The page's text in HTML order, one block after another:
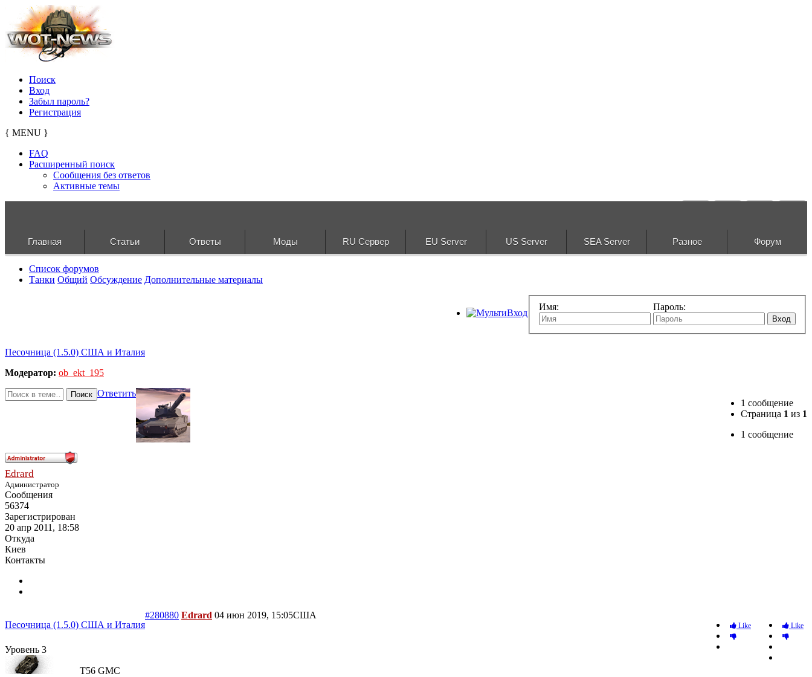
Поиск
Вход
Забыл пароль?
Регистрация
{ MENU }
FAQ
Расширенный поиск
Сообщения без ответов
Активные темы
Главная Статьи Ответы Моды RU Сервер EU Server US Server SEA Server Разное Форум
Список форумов
Танки Общий Обсуждение Дополнительные материалы
Имя: Пароль:
Вход
Песочница (1.5.0) США и Италия
Модератор: ob_ekt_195
1 сообщение
Страница 1 из 1
1 сообщение
Поиск Ответить
Edrard
Администратор
Сообщения
56374
Зарегистрирован
20 апр 2011, 18:58
Откуда
Киев
Контакты
Like
Like
Песочница (1.5.0) США и Италия
#280880 Edrard 04 июн 2019, 15:05США
Уровень 3
T56 GMC